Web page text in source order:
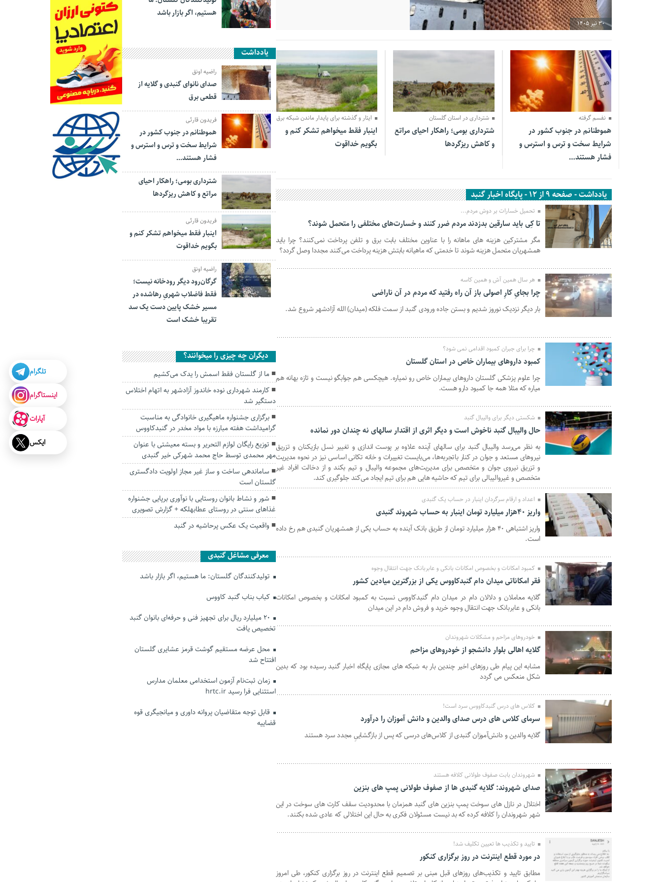
30 تیر 1405
26 تیر 1405
نفسم گرفته
هموطنانم در جنوب کشور در
شرایط سخت و ترس و استرس و
فشار هستند…
31 خرداد 1405
شترداری در استان گلستان
شترداری بومی؛ راهکار احیای مراتع
و کاهش ریزگردها
31 فروردین 1405
ایثار و گذشته برای پایدار ماندن شبکه برق
اینبار فقط میخواهم تشکر کنم و
بگویم خداقوت
یادداشت - صفحه 9 از 12 - پایگاه اخبار گنبد
06 فروردین 1402
تحمیل خسارات بر دوش مردم...
تا کِی باید سارقین بدزدند مردم ضرر کنند و خسارت‌های مختلفی را متحمل شوند؟
مگر مشترکین هزینه های ماهانه را با عناوین مختلف بابت برق و تلفن پرداخت نمی‌کنند؟ چرا باید
همشهریان متحمل هزینه شوند تا خدمتی که ماهیانه بابتش هزینه پرداخت می‌کنند مجددا وصل گردد؟
هر سال همین آش و همین کاسه
چرا بجایِ کارِ اصولی باز آن راه رفتید که مردم‌ در آن‌ ناراضی
بار دیگر نزدیک نوروز شدیم و بستن جاده ورودی گنبد از سمت فلکه (میدان) الله آزادشهر شروع شد.
17 اسفند 1401
چرا برای جبران کمبود اقدامی نمی شود؟
کمبود داروهای بیماران خاص در استان گلستان
چرا علوم پزشکی گلستان داروهای بیماران خاص رو نمیاره. هیچکسی هم جوابگو نیست و تازه بهانه هم
میاره که مثلا همه جا کمبود دارو هست.
شکستی دیگر برای والیبال گنبد
حال والیبال گنبد ناخوش است و دیگر اثری از اقتدار سالهای نه چندان دور نمانده
به نظر می‌رسد والیبال گنبد برای سالهای آینده علاوه بر پوست اندازی و تغییر نسل بازیکنان و تزریق
نیروهای مستعد و جوان در کنار باتجربه‌ها، می‌بایست تغییرات و خانه تکانی اساسی نیز در نحوه مدیریت
و تزریق نیروی جوان و متخصص برای مدیریت‌های مجموعه والیبال و تیم بکند و از دخالت افراد غیر
متخصص و غیروالیبالی برای تیم که حاشیه هایی هم‌ برای تیم ایجاد می‌کند جلوگیری کند.
08 بهمن 1401
اعداد و ارقام سرگردان اینبار در حساب یک گنبدی
واریز 40هزار میلیارد تومان اینبار به حساب شهروند گنبدی
واریز اشتباهی ۴۰ هزار میلیارد تومان از طریق بانک آینده به حساب یکی از همشهریان گنبدی هم رخ داده
است.
08 بهمن 1401
کمبود امکانات و بخصوص امکانات بانکی و عابربانک جهت انتقال وجوه
فقر امکاناتی میدان دام گنبدکاووس یکی از بزرگترین میادین کشور
گلایه معاملان و دلالان دام در میدان دام گنبدکاووس نسبت به کمبود امکانات و بخصوص امکانات
بانکی و عابربانک جهت انتقال وجوه خرید و فروش دام در این میدان
08 بهمن 1401
خودروهای مزاحم و مشکلات شهروندان
گلایه اهالی بلوار دانشجو از خودروهای مزاحم
مشابه این‌ پیام طی روزهای اخیر چندین‌ بار به شبکه های مجازی پایگاه اخبار گنبد رسیده بود که بدین
شکل منعکس می گردد
02 بهمن 1401
کلاس های درس گنبدکاووس سرد است!
سرمای کلاس های درس صدای والدین و دانش آموزان را درآورد
گلایه والدین و دانش‌آموزان گنبدی از کلاس‌های درسی که پس از بازگشاییِ مجدد سرد هستند
02 بهمن 1401
شهروندان بابت صفوف طولانی کلافه هستند
صدای شهروند: گلایه گنبدی ها از صفوف طولانی پمپ های بنزین
اختلال در نازل های سوخت پمپ بنزین های گنبد همزمان با محدودیت سقف کارت های سوخت در این
شهر شهروندان را کلافه کرده که بد نیست مسئولان فکری به حال این اختلالی که عادی شده بکنند.
28 دی 1401
تایید و تکذیب ها تعیین تکلیف شد!
در مورد قطع اینترنت در روز برگزاری کنکور
مطابق‌ تایید و تکذیب‌های روزهای قبل مبنی بر تصمیم قطع‌ اینترنت در‌ روز برگزاری کنکور، طی امروز‌
هستیم، اگر بازار باشد
یادداشت
راضیه اونق
صدای نانوای گنبدی و گلایه از
قطعی برق
فریدون قارئی
هموطنانم در جنوب کشور در
شرایط سخت و ترس و استرس و
فشار هستند…
شترداری بومی؛ راهکار احیای
مراتع و کاهش ریزگردها
فریدون قارئی
اینبار فقط میخواهم تشکر کنم و
بگویم خداقوت
راضیه اونق
گرگان‌رود دیگر رودخانه نیست؛
فقط فاضلاب شهریِ رهاشده در
مسیر خشک پایین دست یک سد
تقریبا خشک است
دیگران چه چیزی را میخوانند؟
ما از گلستان فقط‌ اسمش را یدک می‌کشیم
کارمند شهرداری نوده خاندوز آزادشهر به اتهام اختلاس
دستگیر شد
برگزاری جشنواره ماهیگیری خانوادگی به‌ مناسبت
گرامیداشت هفته مبارزه با مواد مخدر در گنبدکاووس
توزیع رایگان لوازم التحریر و بسته معیشتی با عنوان
مهر‌ محمدی توسط حاج محمد شهرکی خیر گنبدی
ساماندهی ساخت و ساز غیر مجاز اولویت دادگستری
گلستان است
شور و نشاط بانوان روستایی با نوآوری برپایی جشنواره
غذاهای سنتی در روستای عطابهلکه + گزارش تصویری
واقعیت یک عکس پرحاشیه در گنبد
معرفی مشاغل گنبدی
تولیدکنندگان گلستان: ما هستیم، اگر بازار باشد
کباب بناب گنبد کاووس
۲۰ میلیارد ریال برای تجهیز فنی و حرفه‌ای بانوان گنبد
تخصیص یافت
محل عرضه مستقیم گوشت قرمز عشایری گلستان
افتتاح شد
زمان ثبت‌نام آزمون استخدامی معلمان مدارس
استثنایی فرا رسید hrtc.ir
قابل توجه متقاضیان پروانه داوری و میانجیگری قوه
قضاییه
تلگرام
اینستاگرام
آپارات
ایکس